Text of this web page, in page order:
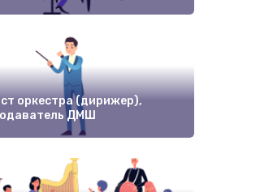
оркестра (дирижер),
ДМШ